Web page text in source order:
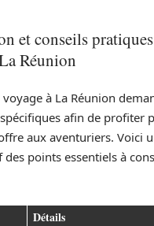
et conseils
Réunion
à La Réunion
afin de profiter
aux aventuriers. Voici
des points essentiels à
Détails